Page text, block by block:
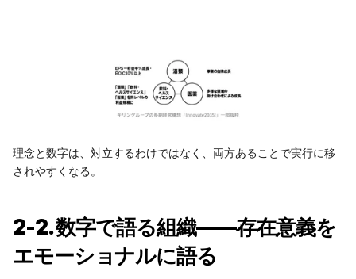
理念と数字は、対立するわけではなく、両方あることで実行に移
されやすくなる。
2-2. 数字で語る組織——存在意義を
エモーショナルに語る